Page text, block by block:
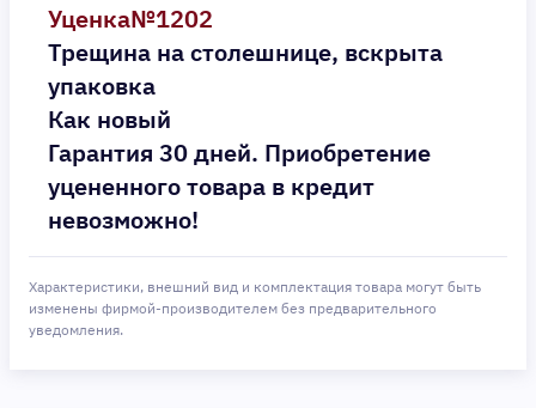
Уценка№1202
Трещина на столешнице, вскрыта
упаковка
Как новый
Гарантия 30 дней. Приобретение
уцененного товара в кредит
невозможно!
Характеристики, внешний вид и комплектация товара могут быть
изменены фирмой-производителем без предварительного
уведомления.